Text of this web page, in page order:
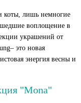
коты, лишь немногие
воплощение в
украшений от
это новая
энергия весны и
"Mona"